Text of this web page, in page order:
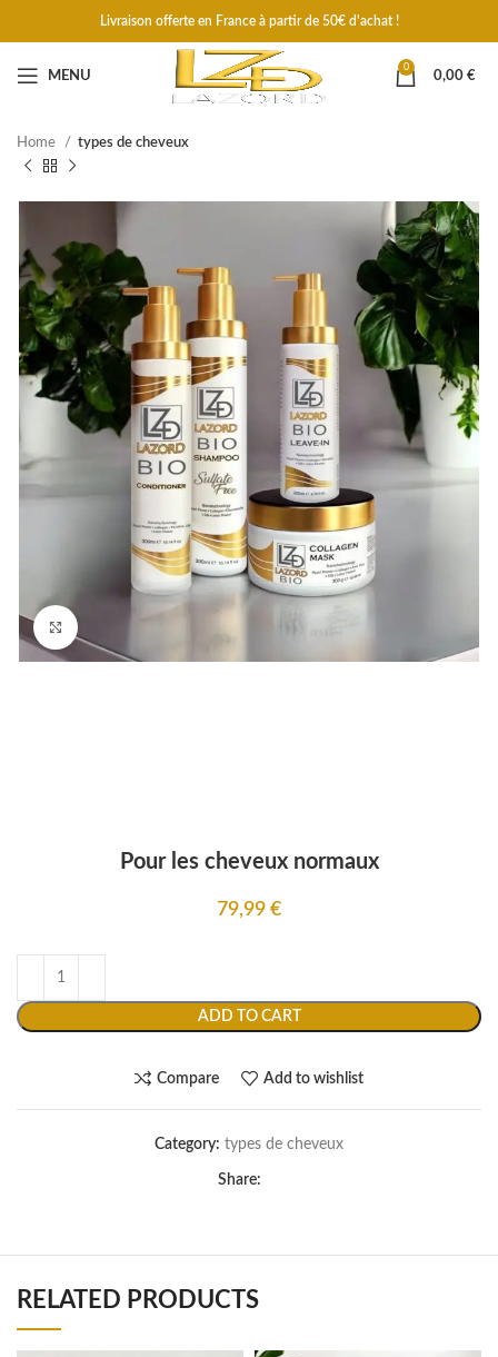
Livraison offerte en France à partir de 50€ d'achat !
MENU
0
0,00 €
Home types de cheveux
Pour les cheveux normaux
79,99 €
ADD TO CART
Compare Add to wishlist
Category: types de cheveux
Share:
RELATED PRODUCTS